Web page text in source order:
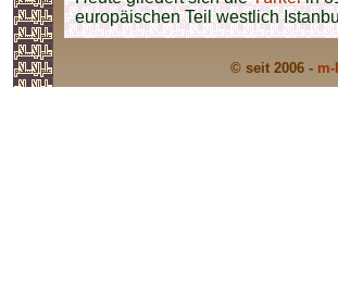
europäischen Teil westlich
© seit 2006 -